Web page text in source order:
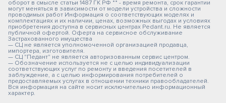
оборот в смысле статьи 1487 ГК РФ ** - время ремонта, срок гарантии
могут меняться в зависимости от модели устройства и сложности
проводимых работ Информация о соответствующих моделях и
комплектациях и их наличии, ценах, возможных выгодах и условиях
приобретения доступна в сервисных центрах Pedant.ru. Не является
публичной офертой. Оферта на сервисное обслуживание
Застрахованного имущества
— СЦ не является уполномоченной организацией продавца,
импортера, изготовителя.
— СЦ "Педант" не является авторизованным сервис центром.
— Обозначение используется не с целью индивидуализации
соответствующих услуг по ремонту и введения посетителей в
заблуждение, а с целью информирования потребителей о
предоставляемых услугах в отношении техники правообладателей.
Вся информация на сайте носит исключительно информационный
характер.